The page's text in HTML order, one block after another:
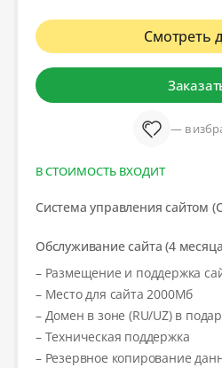
Смотреть
— в
В СТОИМОСТЬ ВХОДИТ
Система управления сайтом
Обслуживание сайта (4
– Размещение и поддержка
– Место для сайта 2000Мб
– Домен в зоне (RU/UZ) в
– Техническая поддержка
– Резервное копирование